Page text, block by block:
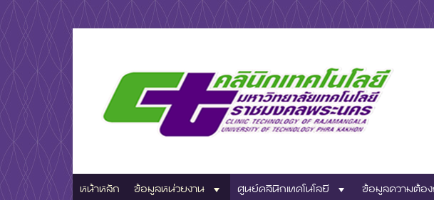
ศูนย์คลินิกเทคโนโล
หน้าหลัก ข้อมูลหน่วยงาน ศูนย์คลินิกเทคโนโลยี ข้อมูลความต้อ